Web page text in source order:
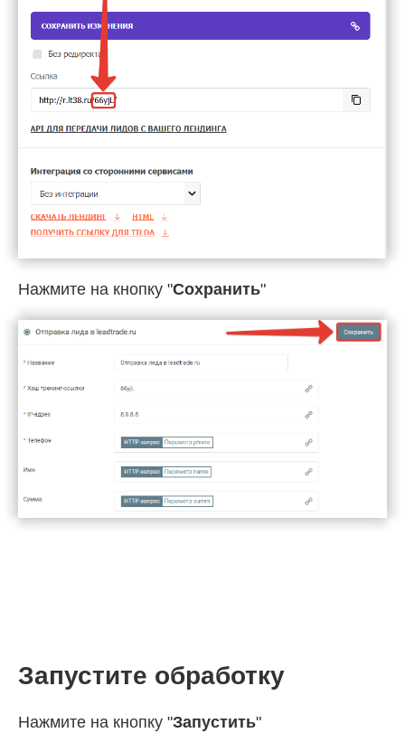
Нажмите на кнопку "Сохранить"
Запустите обработку
Нажмите на кнопку "Запустить"